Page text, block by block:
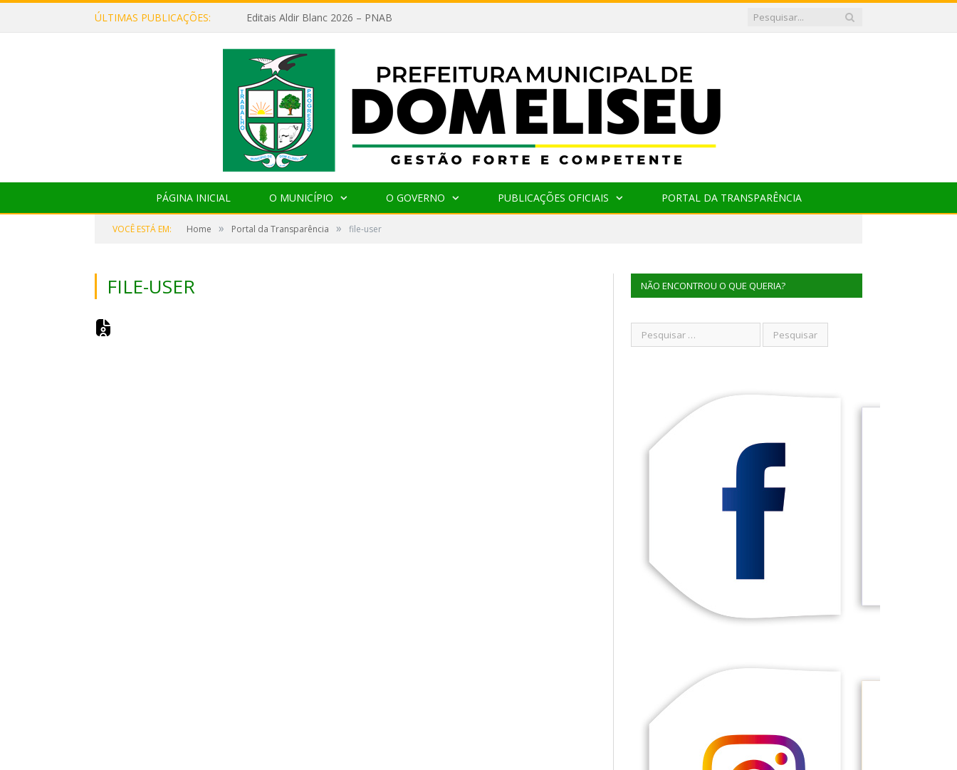
ÚLTIMAS PUBLICAÇÕES: Editais Aldir Blanc 2026 – PNAB
PÁGINA INICIAL O MUNICÍPIO O GOVERNO PUBLICAÇÕES OFICIAIS PORTAL DA TRANSPARÊNCIA
VOCÊ ESTÁ EM: Home » Portal da Transparência » file-user
FILE-USER NÃO ENCONTROU O QUE QUERIA?